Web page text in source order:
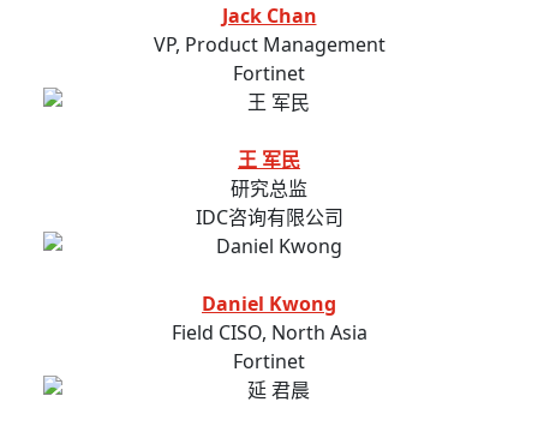
Jack Chan
VP, Product Management
Fortinet
王 军民
研究总监
IDC咨询有限公司
Daniel Kwong
Field CISO, North Asia
Fortinet